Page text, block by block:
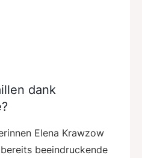
dank
Elena Krawzow
beeindruckende